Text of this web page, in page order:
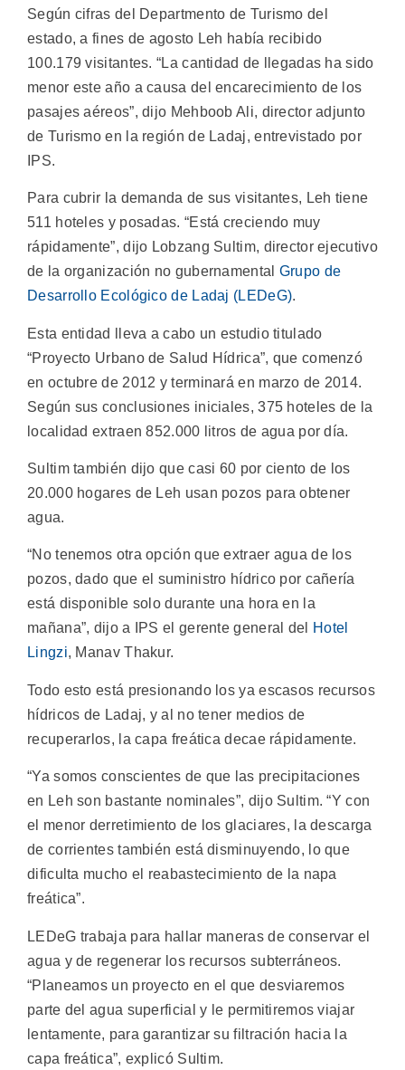
Según cifras del Departmento de Turismo del
estado, a fines de agosto Leh había recibido
100.179 visitantes. “La cantidad de llegadas ha sido
menor este año a causa del encarecimiento de los
pasajes aéreos”, dijo Mehboob Ali, director adjunto
de Turismo en la región de Ladaj, entrevistado por
IPS.
Para cubrir la demanda de sus visitantes, Leh tiene
511 hoteles y posadas. “Está creciendo muy
rápidamente”, dijo Lobzang Sultim, director ejecutivo
de la organización no gubernamental Grupo de
Desarrollo Ecológico de Ladaj (LEDeG).
Esta entidad lleva a cabo un estudio titulado
“Proyecto Urbano de Salud Hídrica”, que comenzó
en octubre de 2012 y terminará en marzo de 2014.
Según sus conclusiones iniciales, 375 hoteles de la
localidad extraen 852.000 litros de agua por día.
Sultim también dijo que casi 60 por ciento de los
20.000 hogares de Leh usan pozos para obtener
agua.
“No tenemos otra opción que extraer agua de los
pozos, dado que el suministro hídrico por cañería
está disponible solo durante una hora en la
mañana”, dijo a IPS el gerente general del
Hotel
Lingzi, Manav Thakur.
Todo esto está presionando los ya escasos recursos
hídricos de Ladaj, y al no tener medios de
recuperarlos, la capa freática decae rápidamente.
“Ya somos conscientes de que las precipitaciones
en Leh son bastante nominales”, dijo Sultim. “Y con
el menor derretimiento de los glaciares, la descarga
de corrientes también está disminuyendo, lo que
dificulta mucho el reabastecimiento de la napa
freática”.
LEDeG trabaja para hallar maneras de conservar el
agua y de regenerar los recursos subterráneos.
“Planeamos un proyecto en el que desviaremos
parte del agua superficial y le permitiremos viajar
lentamente, para garantizar su filtración hacia la
capa freática”, explicó Sultim.